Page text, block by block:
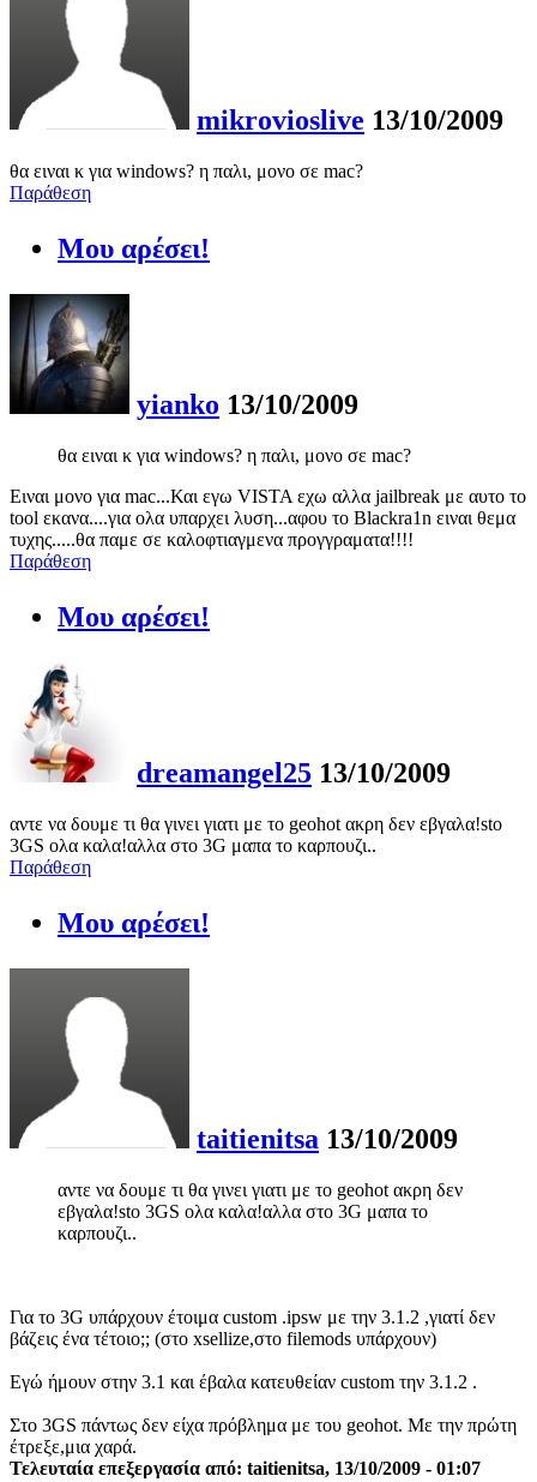
mikrovioslive 13/10/2009
θα ειναι κ για windows? η παλι, μονο σε mac?
Παράθεση
Μου αρέσει!
yianko 13/10/2009
θα ειναι κ για windows? η παλι, μονο σε mac?
Ειναι μονο για mac...Και εγω VISTA εχω αλλα jailbreak με αυτο το
tool εκανα....για ολα υπαρχει λυση...αφου το Blackra1n ειναι θεμα
τυχης.....θα παμε σε καλοφτιαγμενα προγγραματα!!!!
Παράθεση
Μου αρέσει!
dreamangel25 13/10/2009
αντε να δουμε τι θα γινει γιατι με το geohot ακρη δεν εβγαλα!sto
3GS ολα καλα!αλλα στο 3G μαπα το καρπουζι..
Παράθεση
Μου αρέσει!
taitienitsa 13/10/2009
αντε να δουμε τι θα γινει γιατι με το geohot ακρη δεν
εβγαλα!sto 3GS ολα καλα!αλλα στο 3G μαπα το
καρπουζι..
Για το 3G υπάρχουν έτοιμα custom .ipsw με την 3.1.2 ,γιατί δεν
βάζεις ένα τέτοιο;; (στο xsellize,στο filemods υπάρχουν)
Εγώ ήμουν στην 3.1 και έβαλα κατευθείαν custom την 3.1.2 .
Στο 3GS πάντως δεν είχα πρόβλημα με του geohot. Με την πρώτη
έτρεξε,μια χαρά.
Τελευταία επεξεργασία από: taitienitsa, 13/10/2009 - 01:07